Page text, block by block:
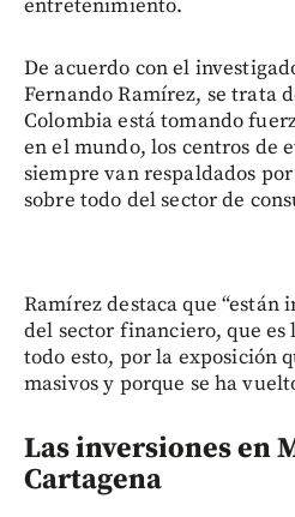
entretenimiento.
De acuerdo con el
Fernando Ramírez, se trata
Colombia está tomando
en el mundo, los centros de
siempre van respaldados
sobre todo del sector de
Ramírez destaca que “están
del sector financiero, que es
todo esto, por la exposición
masivos y porque se ha
Las inversiones en
Cartagena